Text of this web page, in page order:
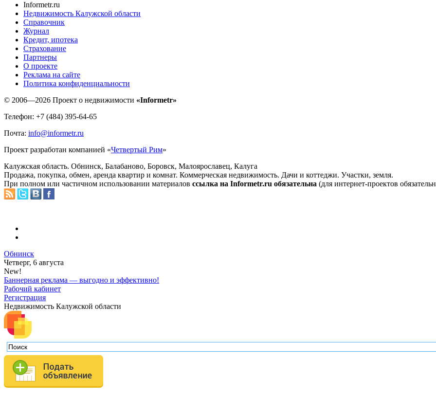
Informetr.ru
Недвижимость Калужской области
Справочник
Журнал
Кредит, ипотека
Страхование
Партнеры
O проекте
Реклама на сайте
Политика конфиденциальности
© 2006—2026 Проект о недвижимости «Informetr»
Телефон: +7 (484) 395-64-65
Почта: info@informetr.ru
Проект разработан компанией «Четвертый Рим»
Калужская область. Обнинск, Балабаново, Боровск, Малоярославец, Калуга
Продажа, покупка, обмен, аренда квартир и комнат. Коммерческая недвижимость. Дачи и коттеджи. Участки, земля.
При полном или частичном использовании материалов ссылка на Informetr.ru обязательна (для интернет-проектов
Обнинск
Четверг, 6 августа
New!
Баннерная реклама — выгодно и эффективно!
Рабочий кабинет
Регистрация
Недвижимость Калужской области